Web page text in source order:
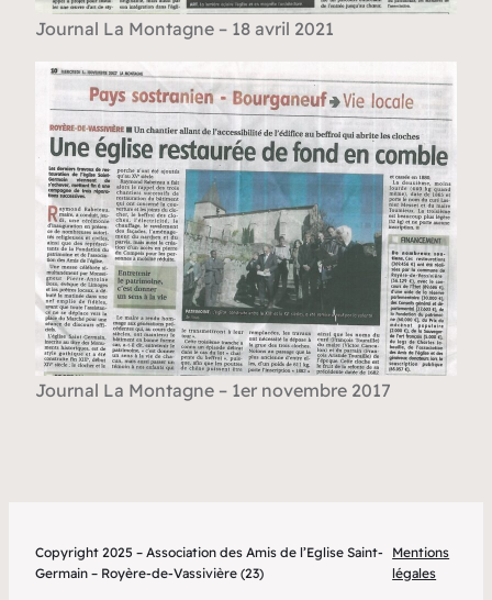
Journal La Montagne – 18 avril 2021
Journal La Montagne – 1er novembre 2017
Copyright 2025 – Association des Amis de l’Eglise Saint-
Germain – Royère-de-Vassivière (23)
Mentions
légales